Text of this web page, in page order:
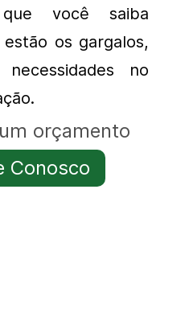
você saiba
os gargalos,
no
orçamento
Conosco